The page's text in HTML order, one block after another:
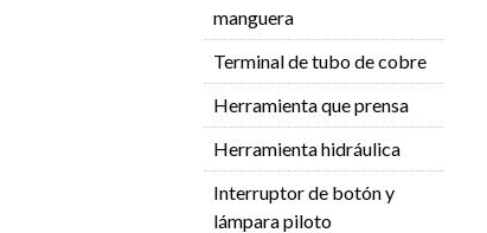
manguera
Terminal de tubo de cobre
Herramienta que prensa
Herramienta hidráulica
Interruptor de botón y
lámpara piloto